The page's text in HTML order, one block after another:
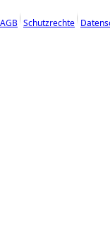
AGB Schutzrechte